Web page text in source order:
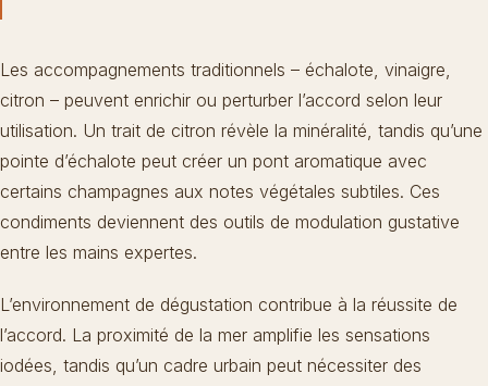
Les accompagnements traditionnels – échalote, vinaigre,
citron – peuvent enrichir ou perturber l’accord selon leur
utilisation. Un trait de citron révèle la minéralité, tandis qu’une
pointe d’échalote peut créer un pont aromatique avec
certains champagnes aux notes végétales subtiles. Ces
condiments deviennent des outils de modulation gustative
entre les mains expertes.
L’environnement de dégustation contribue à la réussite de
l’accord. La proximité de la mer amplifie les sensations
iodées, tandis qu’un cadre urbain peut nécessiter des